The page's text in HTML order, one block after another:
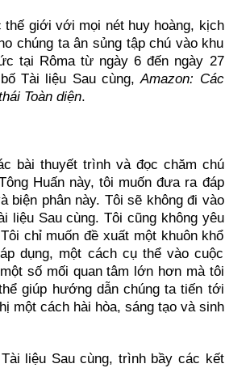
giới với mọi nét huy hoàng, kịch
chúng ta ân sủng tập chú vào khu
tại Rôma từ ngày 6 đến ngày 27
Tài liệu Sau cùng,Amazon: Các
Toàn diện.
bài thuyết trình và đọc chăm chú
Huấn này, tôi muốn đưa ra đáp
biện phân này. Tôi sẽ không đi vào
liệu Sau cùng. Tôi cũng không yêu
chỉ muốn đề xuất một khuôn khổ
dụng, một cách cụ thể vào cuộc
số mối quan tâm lớn hơn mà tôi
giúp hướng dẫn chúng ta tiến tới
một cách hài hòa, sáng tạo và sinh
liệu Sau cùng, trình bầy các kết